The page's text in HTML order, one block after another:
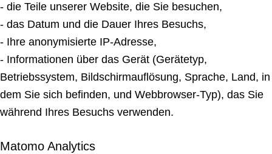
- die Teile unserer Website, die Sie besuchen,
- das Datum und die Dauer Ihres Besuchs,
- Ihre anonymisierte IP-Adresse,
- Informationen über das Gerät (Gerätetyp,
Betriebssystem, Bildschirmauflösung, Sprache, Land, in
dem Sie sich befinden, und Webbrowser-Typ), das Sie
während Ihres Besuchs verwenden.
Matomo Analytics